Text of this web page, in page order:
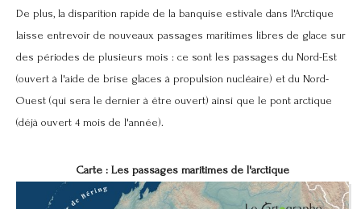
De plus, la disparition rapide de la banquise estivale dans l'Arctique
laisse entrevoir de nouveaux passages maritimes libres de glace sur
des périodes de plusieurs mois : ce sont les passages du Nord-Est
(ouvert à l'aide de brise glaces à propulsion nucléaire) et du Nord-
Ouest (qui sera le dernier à être ouvert) ainsi que le pont arctique
(déjà ouvert 4 mois de l'année).
Carte : Les passages maritimes de l'arctique